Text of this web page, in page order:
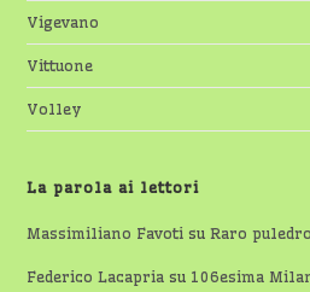
Vigevano
Vittuone
Volley
La parola ai lettori
Massimiliano Favoti suRaro
Federico Lacapria su 106esima